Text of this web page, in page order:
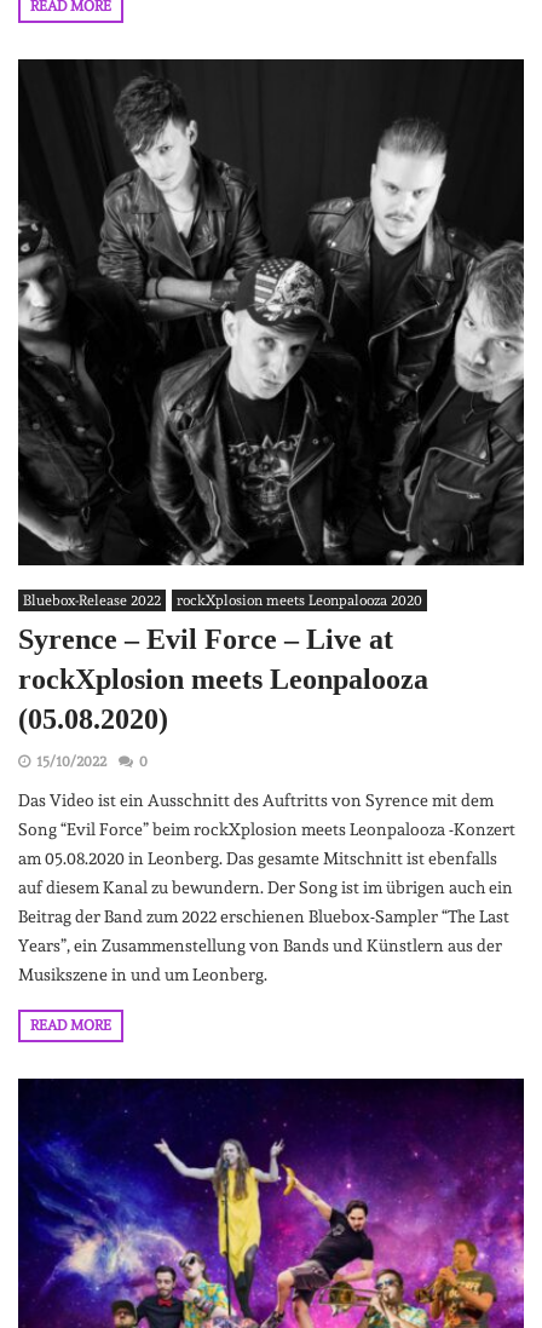
READ MORE
Bluebox-Release 2022 rockXplosion meets Leonpalooza 2020
Syrence – Evil Force – Live at
rockXplosion meets Leonpalooza
(05.08.2020)
15/10/2022 0
Das Video ist ein Ausschnitt des Auftritts von Syrence mit dem
Song “Evil Force” beim rockXplosion meets Leonpalooza -Konzert
am 05.08.2020 in Leonberg. Das gesamte Mitschnitt ist ebenfalls
auf diesem Kanal zu bewundern. Der Song ist im übrigen auch ein
Beitrag der Band zum 2022 erschienen Bluebox-Sampler “The Last
Years”, ein Zusammenstellung von Bands und Künstlern aus der
Musikszene in und um Leonberg.
READ MORE